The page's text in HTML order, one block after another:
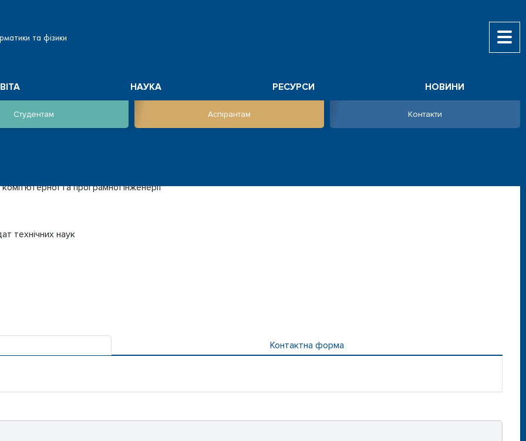
та фізики
НАУКА РЕСУРСИ НОВИНИ
Студентам Аспірантам Контакти
та програмної інженерії
технічних наук
Контактна форма